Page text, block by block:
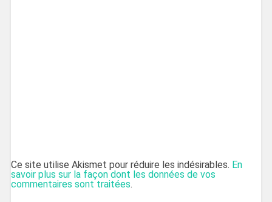
Ce site utilise Akismet pour réduire les indésirables. En
savoir plus sur la façon dont les données de vos
commentaires sont traitées.